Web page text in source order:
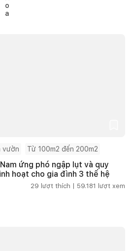
vườn Từ 100m2 đến 200m2
ứng phó ngập lụt và quy
hoạt cho gia đình 3 thế hệ
29 lượt thích | 59.181 lượt xem